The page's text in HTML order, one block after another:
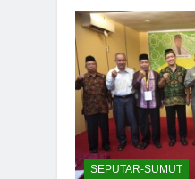
SEPUTAR-SUMUT